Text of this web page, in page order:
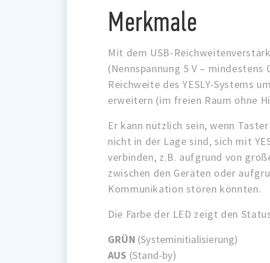
Merkmale
Mit dem USB-
(Nennspannung 5 V – mindestens
Reichweite des YESLY-Systems
erweitern (im freien Raum ohne
Er kann nützlich sein, wenn
nicht in der Lage sind, sich mit
verbinden, z.B. aufgrund von
zwischen den Geräten oder
Kommunikation stören könnten.
Die Farbe der LED zeigt den
GRÜN (Systeminitialisierung)
AUS (Stand-by)